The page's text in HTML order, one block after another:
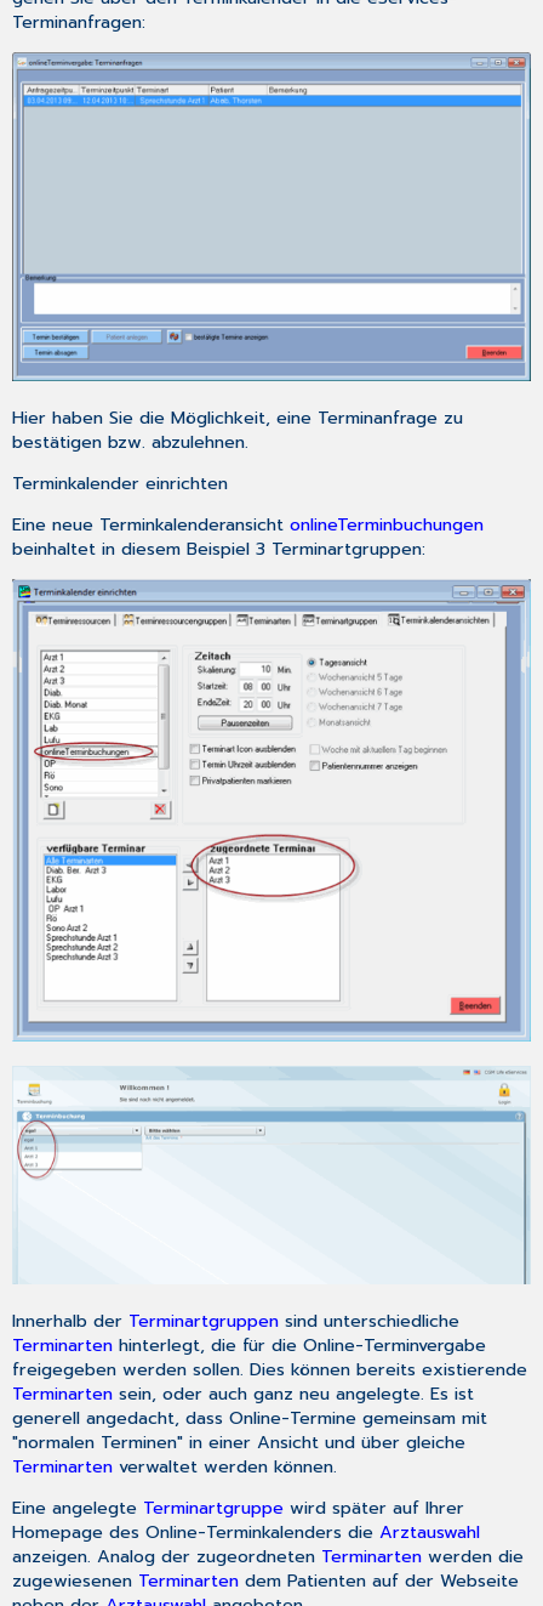
Terminanfragen:
Hier haben Sie die Möglichkeit, eine Terminanfrage zu
bestätigen bzw. abzulehnen.
Terminkalender einrichten
Eine neue TerminkalenderansichtonlineTerminbuchungen
beinhaltet in diesem Beispiel 3 Terminartgruppen:
Innerhalb der Terminartgruppen sind unterschiedliche
Terminarten hinterlegt, die für die Online-Terminvergabe
freigegeben werden sollen. Dies können bereits existierende
Terminarten sein, oder auch ganz neu angelegte. Es ist
generell angedacht, dass Online-Termine gemeinsam mit
"normalen Terminen" in einer Ansicht und über gleiche
Terminarten verwaltet werden können.
Eine angelegte Terminartgruppe wird später auf Ihrer
Homepage des Online-Terminkalenders dieArztauswahl
anzeigen. Analog der zugeordneten Terminarten werden die
zugewiesenen Terminarten dem Patienten auf der Webseite